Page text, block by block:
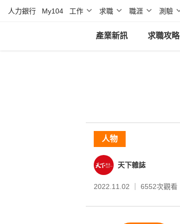
人力銀行 My104 工作 求職 職涯 測驗
產業新訊 求職攻略
人物
天下雜誌
2022.11.02 ｜ 6552次觀看